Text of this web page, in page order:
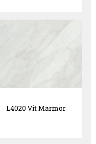
L4020 Vit Marmor